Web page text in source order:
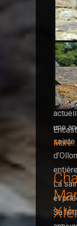
Ste
aussi
de la
une
La
et
Sa
La
More...